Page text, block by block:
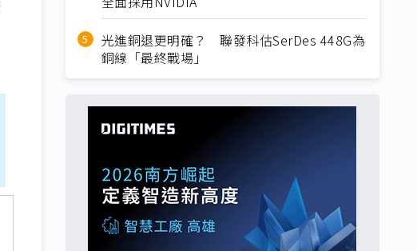
光進銅退更明確？ 聯發科估SerDes 448G為
銅線「最終戰場」